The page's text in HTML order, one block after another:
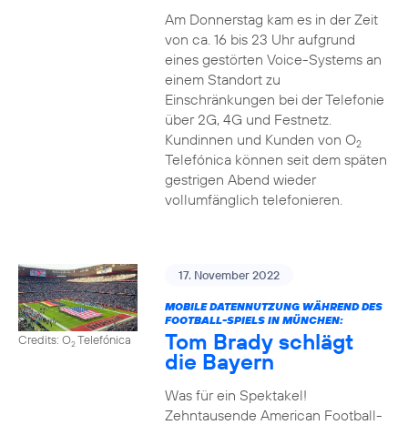
Am Donnerstag kam es in der Zeit
von ca. 16 bis 23 Uhr aufgrund
eines gestörten Voice-Systems an
einem Standort zu
Einschränkungen bei der Telefonie
über 2G, 4G und Festnetz.
Kundinnen und Kunden von O2
Telefónica können seit dem späten
gestrigen Abend wieder
vollumfänglich telefonieren.
Credits: O2Telefónica
17. November 2022
MOBILE DATENNUTZUNG WÄHREND DES
FOOTBALL-SPIELS IN MÜNCHEN:
Tom Brady schlägt
die Bayern
Was für ein Spektakel!
Zehntausende American Football-